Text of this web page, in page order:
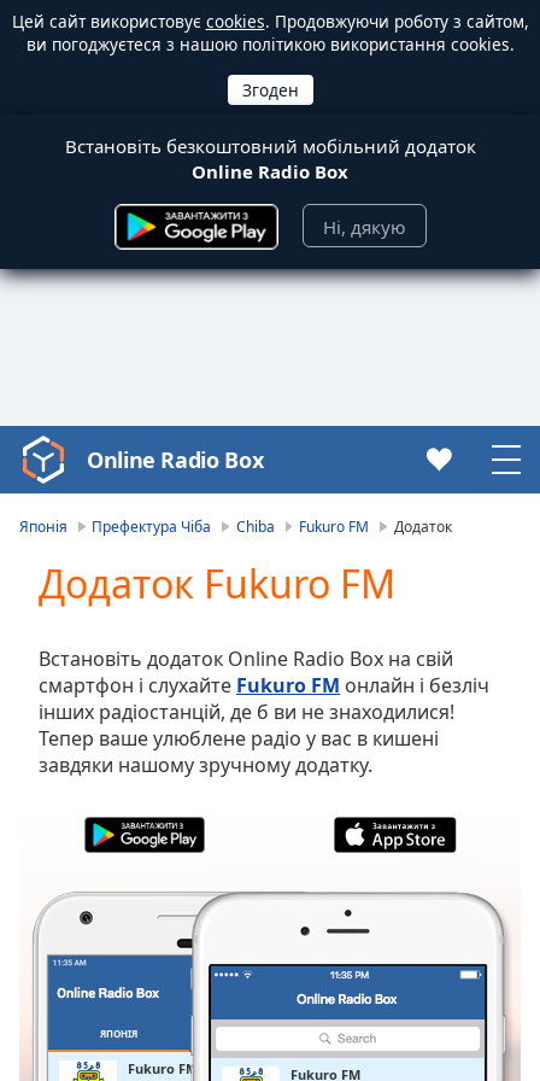
Цей сайт використовує cookies. Продовжуючи роботу з сайтом,
ви погоджуєтеся з нашою політикою використання cookies.
Встановіть безкоштовний мобільний додаток
Online Radio Box
Ні, дякую
Video
Player
Video
Skip
Backward
Skip
Forward
Mute
Current
Duration-:-
0.00%
Stream
TypeLIVE
Seek to
LIVE
Online Radio Box
Японія Префектура Чіба Chiba Fukuro FM Додаток
Додаток Fukuro FM
Встановіть додаток Online Radio Box на свій
смартфон і слухайте Fukuro FM онлайн і безліч
інших радіостанцій, де б ви не знаходилися!
Тепер ваше улюблене радіо у вас в кишені
завдяки нашому зручному додатку.
ЯПОНІЯ
Fukuro FM Fukuro FM